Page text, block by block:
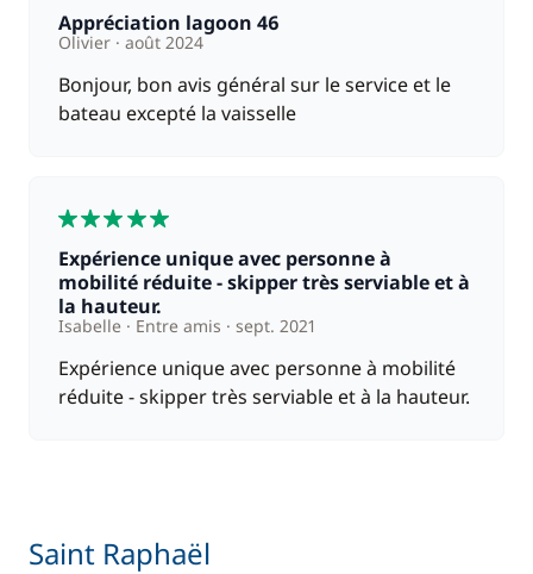
Appréciation lagoon 46
Olivier août 2024
Bonjour, bon avis général sur le service et le
bateau excepté la vaisselle
Expérience unique avec personne à
mobilité réduite - skipper très serviable et à
la hauteur.
Isabelle Entre amis sept. 2021
Expérience unique avec personne à mobilité
réduite - skipper très serviable et à la hauteur.
Saint Raphaël